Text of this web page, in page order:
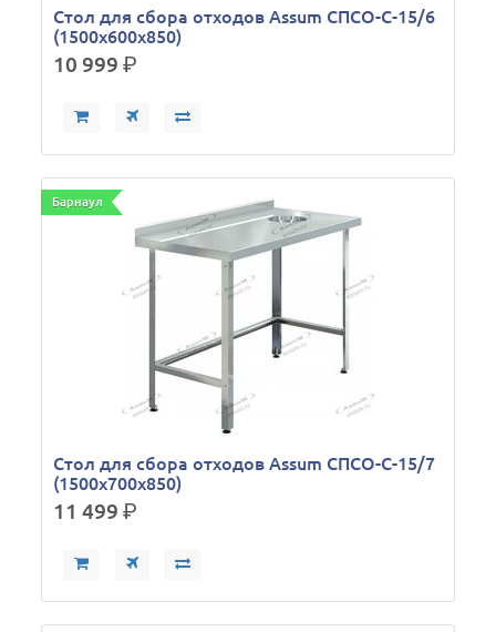
Стол для сбора отходов Assum СПСО-С-15/6
(1500х600х850)
10 999р.
Барнаул
Стол для сбора отходов Assum СПСО-С-15/7
(1500х700х850)
11 499р.